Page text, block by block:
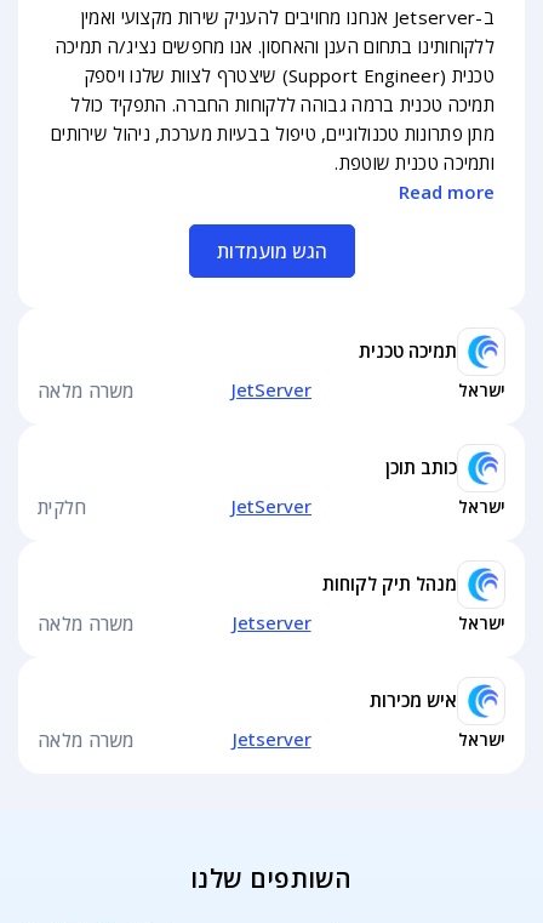
תמיכה טכנית
ישראל JetServer משרה מלאה
כותב תוכן
ישראל JetServer חלקית
מנהל תיק לקוחות
ישראל Jetserver משרה מלאה
איש מכירות
ישראל Jetserver משרה מלאה
ב-Jetserver אנחנו מחויבים להעניק שירות מקצועי ואמין
ללקוחותינו בתחום הענן והאחסון. אנו מחפשים נציג/ה תמיכה
טכנית (Support Engineer) שיצטרף לצוות שלנו ויספק
תמיכה טכנית ברמה גבוהה ללקוחות החברה. התפקיד כולל
מתן פתרונות טכנולוגיים, טיפול בבעיות מערכת, ניהול שירותים
ותמיכה טכנית שוטפת.
Read more
הגש מועמדות
השותפים שלנו